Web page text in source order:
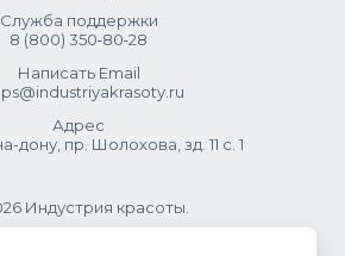
Служба поддержки
8 (800) 350‑80‑28
Написать Email
Адрес
дону, пр. Шолохова, зд. 11 с. 1
Индустрия красоты.
.